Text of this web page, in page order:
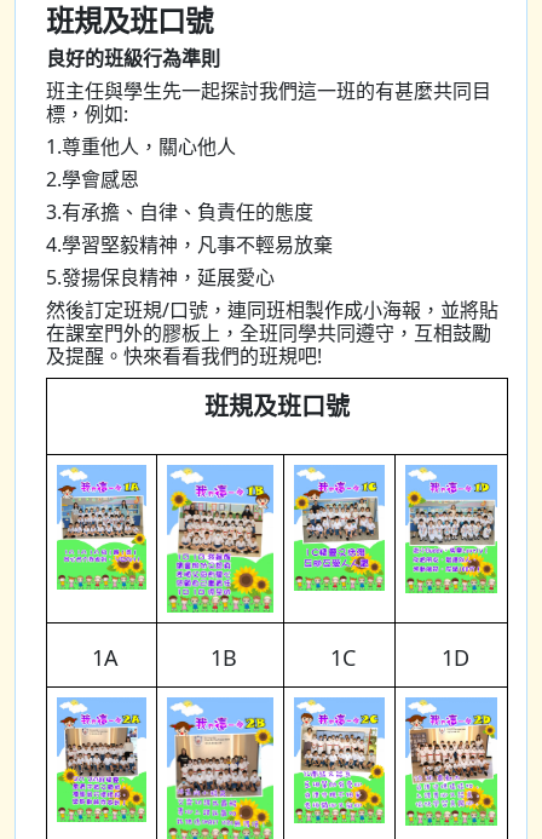
班規及班口號
良好的班級行為準則
班主任與學生先一起探討我們這一班的有甚麼共同目
標，例如:
1.尊重他人，關心他人
2.學會感恩
3.有承擔、自律、負責任的態度
4.學習堅毅精神，凡事不輕易放棄
5.發揚保良精神，延展愛心
然後訂定班規/口號，連同班相製作成小海報，並將貼
在課室門外的膠板上，全班同學共同遵守，互相鼓勵
及提醒。快來看看我們的班規吧!
班規及班口號
1A 1B 1C 1D